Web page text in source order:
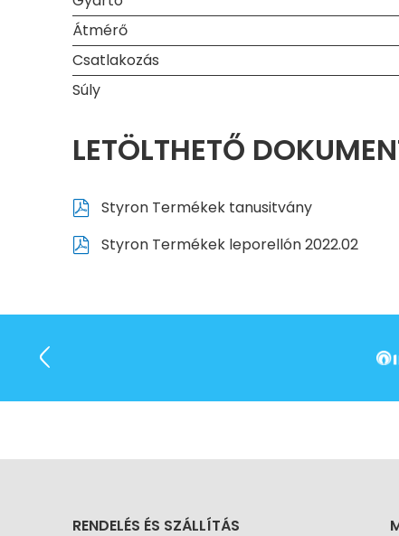
Átmérő
Csatlakozás
Súly
LETÖLTHETŐ
Styron Termékek tanusitvány
Styron Termékek leporellón 2022.02
RENDELÉS ÉS SZÁLLÍTÁS